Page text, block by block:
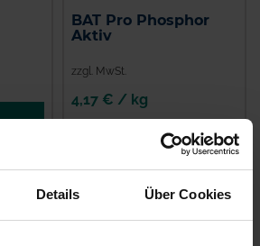
Details Über Cookies
BAT Pro Phosphor
Aktiv
zzgl. MwSt.
4,17 € / kg
ZUM PRODUKT